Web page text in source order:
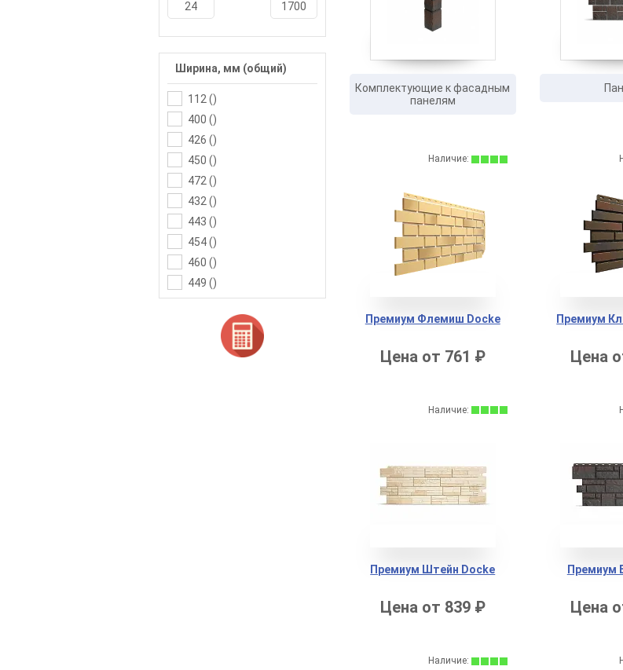
Ширина, мм (общий)
112 ()
400 ()
426 ()
450 ()
472 ()
432 ()
443 ()
454 ()
460 ()
449 ()
Комплектующие к фасадным
панелям
Наличие:
Премиум Флeмиш Docke
Цена от 761 ₽
Премиум
Цена
Наличие:
Премиум Штейн Docke
Цена от 839 ₽
Премиум
Цена
Наличие: